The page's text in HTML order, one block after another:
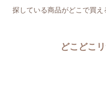
探している商品がどこで買え
どこどこ